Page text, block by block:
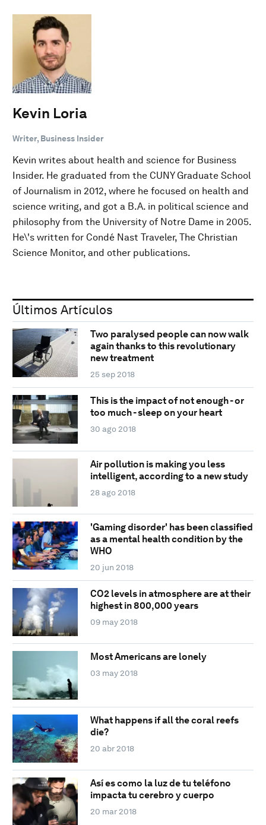
Kevin Loria
Writer, Business Insider
Kevin writes about health and science for Business
Insider. He graduated from the CUNY Graduate School
of Journalism in 2012, where he focused on health and
science writing, and got a B.A. in political science and
philosophy from the University of Notre Dame in 2005.
He\'s written for Condé Nast Traveler, The Christian
Science Monitor, and other publications.
Últimos Artículos
Two paralysed people can now walk
again thanks to this revolutionary
new treatment
25 sep 2018
This is the impact of not enough - or
too much - sleep on your heart
30 ago 2018
Air pollution is making you less
intelligent, according to a new study
28 ago 2018
'Gaming disorder' has been classified
as a mental health condition by the
WHO
20 jun 2018
CO2 levels in atmosphere are at their
highest in 800,000 years
09 may 2018
Most Americans are lonely
03 may 2018
What happens if all the coral reefs
die?
20 abr 2018
Así es como la luz de tu teléfono
impacta tu cerebro y cuerpo
20 mar 2018